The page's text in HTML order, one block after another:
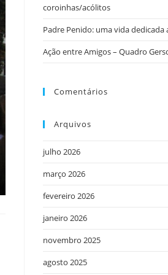
coroinhas/acólitos
Padre Penido: uma vida dedicada
Ação entre Amigos – Quadro
Comentários
Arquivos
julho 2026
março 2026
fevereiro 2026
janeiro 2026
novembro 2025
agosto 2025